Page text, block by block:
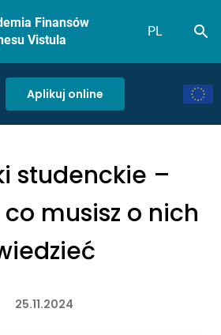
Finansów
Vistula
PL
Aplikuj online
studenckie –
musisz o nich
25.11.2024